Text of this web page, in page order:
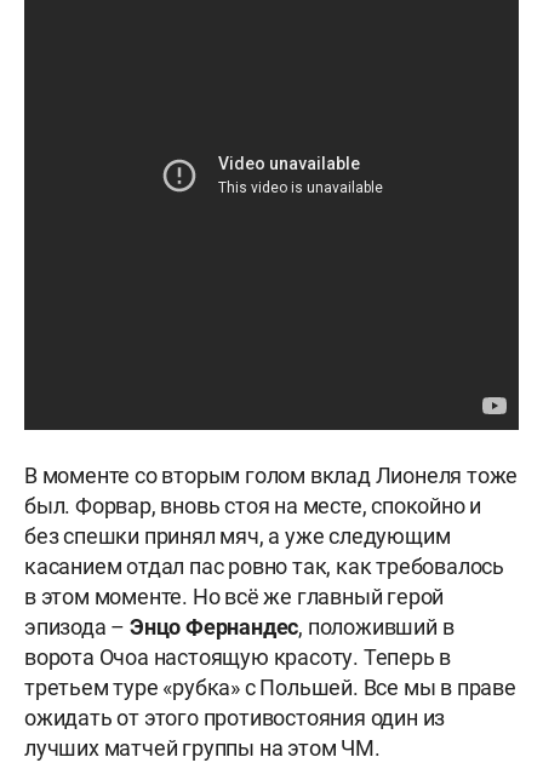
В моменте со вторым голом вклад Лионеля тоже
был. Форвар, вновь стоя на месте, спокойно и
без спешки принял мяч, а уже следующим
касанием отдал пас ровно так, как требовалось
в этом моменте. Но всё же главный герой
эпизода – Энцо Фернандес, положивший в
ворота Очоа настоящую красоту. Теперь в
третьем туре «рубка» с Польшей. Все мы в праве
ожидать от этого противостояния один из
лучших матчей группы на этом ЧМ.